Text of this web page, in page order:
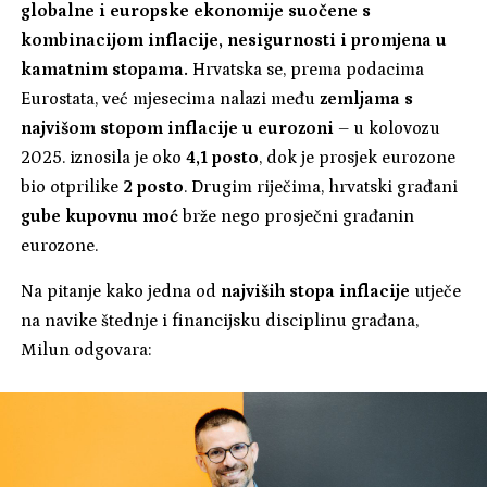
globalne i europske ekonomije suočene s
kombinacijom inflacije, nesigurnosti i promjena u
kamatnim stopama. Hrvatska se, prema podacima
Eurostata, već mjesecima nalazi međuzemljama s
najvišom stopom inflacije u eurozoni – u kolovozu
2025. iznosila je oko4,1 posto, dok je prosjek eurozone
bio otprilike 2 posto. Drugim riječima, hrvatski građani
gube kupovnu moć brže nego prosječni građanin
eurozone.
Na pitanje kako jedna od najviših stopa inflacije utječe
na navike štednje i financijsku disciplinu građana,
Milun odgovara: